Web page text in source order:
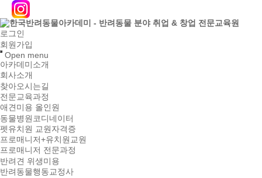
로그인
회원가입
Open menu
아카데미소개
회사소개
찾아오시는길
전문교육과정
애견미용 올인원
동물병원코디네이터
펫유치원 교원자격증
프로매니저+유치원교원
프로매니저 전문과정
반려견 위생미용
반려동물행동교정사